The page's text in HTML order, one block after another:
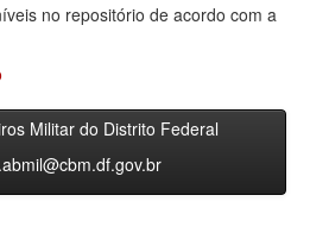
no repositório de acordo com a
Militar do Distrito Federal